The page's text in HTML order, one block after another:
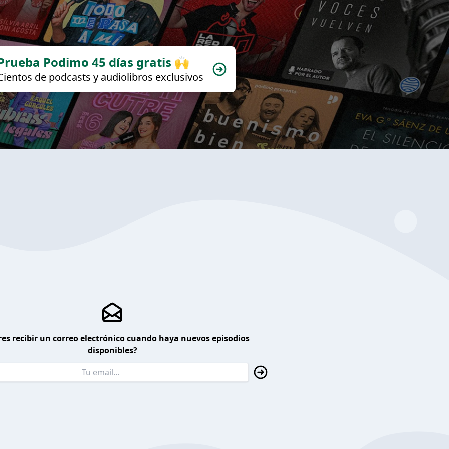
Podimo 45 días gratis 🙌
de podcasts y audiolibros exclusivos
recibir un correo electrónico cuando haya nuevos episodios
disponibles?